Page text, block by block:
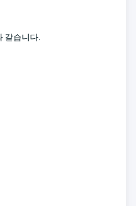
같습니다.